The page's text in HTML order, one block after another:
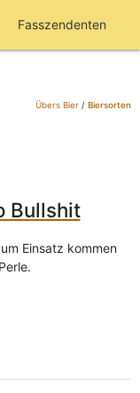
Fasszendenten
Übers Bier/ Biersorten
Bullshit
Einsatz kommen